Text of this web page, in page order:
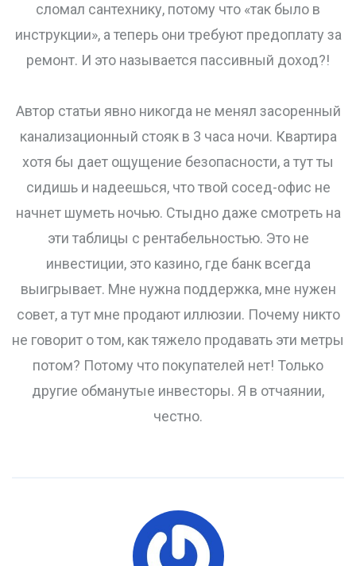
сломал сантехнику, потому что «так было в
инструкции», а теперь они требуют предоплату за
ремонт. И это называется пассивный доход?!
Автор статьи явно никогда не менял засоренный
канализационный стояк в 3 часа ночи. Квартира
хотя бы дает ощущение безопасности, а тут ты
сидишь и надеешься, что твой сосед-офис не
начнет шуметь ночью. Стыдно даже смотреть на
эти таблицы с рентабельностью. Это не
инвестиции, это казино, где банк всегда
выигрывает. Мне нужна поддержка, мне нужен
совет, а тут мне продают иллюзии. Почему никто
не говорит о том, как тяжело продавать эти метры
потом? Потому что покупателей нет! Только
другие обманутые инвесторы. Я в отчаянии,
честно.